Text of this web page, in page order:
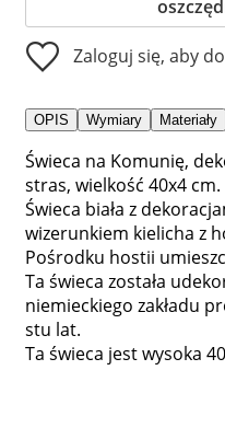
Zaloguj się, aby
OPIS Wymiary Materiały
Świeca na Komunię,
stras, wielkość 40x4 cm.
Świeca biała z
wizerunkiem kielicha z
Pośrodku hostii
Ta świeca została
niemieckiego zakładu
stu lat.
Ta świeca jest wysoka